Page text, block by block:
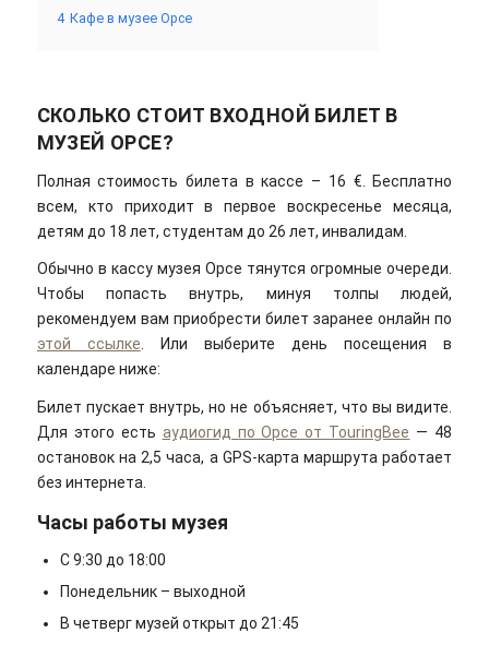
4 Кафе в музее Орсе
СКОЛЬКО СТОИТ ВХОДНОЙ БИЛЕТ В
МУЗЕЙ ОРСЕ?
Полная стоимость билета в кассе – 16 €. Бесплатно
всем, кто приходит в первое воскресенье месяца,
детям до 18 лет, студентам до 26 лет, инвалидам.
Обычно в кассу музея Орсе тянутся огромные очереди.
Чтобы попасть внутрь, минуя толпы людей,
рекомендуем вам приобрести билет заранее онлайн по
этой ссылке. Или выберите день посещения в
календаре ниже:
Билет пускает внутрь, но не объясняет, что вы видите.
Для этого есть аудиогид по Орсе от TouringBee — 48
остановок на 2,5 часа, а GPS-карта маршрута работает
без интернета.
Часы работы музея
С 9:30 до 18:00
Понедельник – выходной
В четверг музей открыт до 21:45